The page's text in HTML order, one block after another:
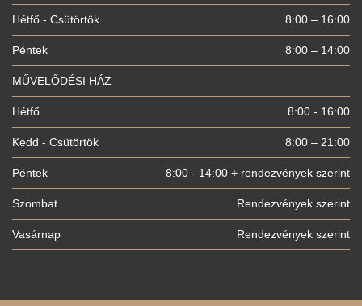
Hétfő - Csütörtök 8:00 – 16:00
Péntek 8:00 – 14:00
MŰVELŐDÉSI HÁZ
Hétfő 8:00 - 16:00
Kedd - Csütörtök 8:00 – 21:00
Péntek 8:00 - 14:00 + rendezvények szerint
Szombat Rendezvények szerint
Vasárnap Rendezvények szerint